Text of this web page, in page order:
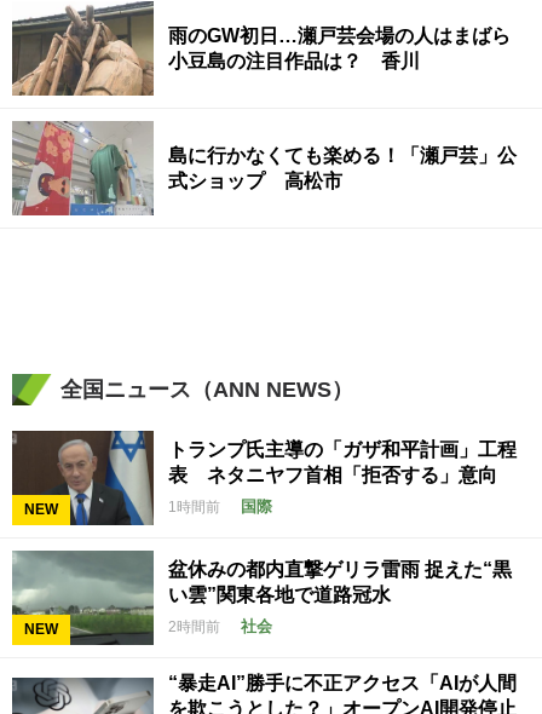
雨のGW初日…瀬戸芸会場の人はまばら
小豆島の注目作品は？ 香川
島に行かなくても楽める！「瀬戸芸」公
式ショップ 高松市
全国ニュース（ANN NEWS）
NEW
トランプ氏主導の「ガザ和平計画」工程
表 ネタニヤフ首相「拒否する」意向
1時間前 国際
NEW
盆休みの都内直撃ゲリラ雷雨 捉えた“黒
い雲”関東各地で道路冠水
2時間前 社会
“暴走AI”勝手に不正アクセス「AIが人間
を欺こうとした？」オープンAI開発停止